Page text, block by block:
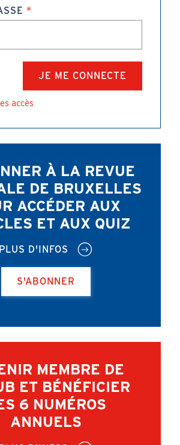
accès
À LA REVUE
DE BRUXELLES
ACCÉDER AUX
ET AUX QUIZ
PLUS D'INFOS
S'ABONNER
MEMBRE DE
ET BÉNÉFICIER
6 NUMÉROS
ANNUELS